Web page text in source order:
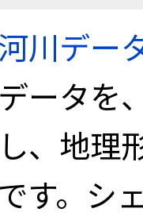
川デー
ータを
、地理
す。シ